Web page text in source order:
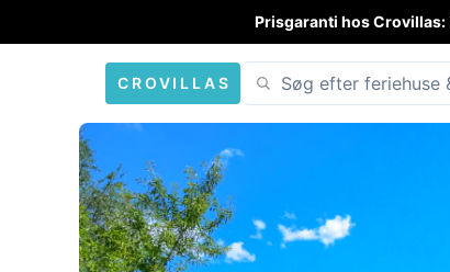
Prisgaranti hos Crovillas:
CROVILLAS